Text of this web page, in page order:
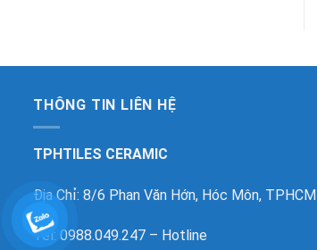
THÔNG TIN LIÊN HỆ
TPHTILES CERAMIC
Địa Chỉ: 8/6 Phan Văn Hớn, Hóc Môn, TPHCM
Tel: 0988.049.247 – Hotline